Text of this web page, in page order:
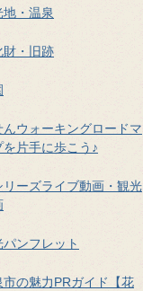
地・温泉
財・旧跡
んウォーキングロードマ
を片手に歩こう♪
リーズライブ動画・観光
パンフレット
市の魅力PRガイド【花